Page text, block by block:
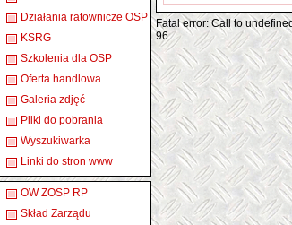
Działania ratownicze OSP
KSRG
Szkolenia dla OSP
Oferta handlowa
Galeria zdjęć
Pliki do pobrania
Wyszukiwarka
Linki do stron www
OW ZOSP RP
Skład Zarządu
Fatal error: Call to
96